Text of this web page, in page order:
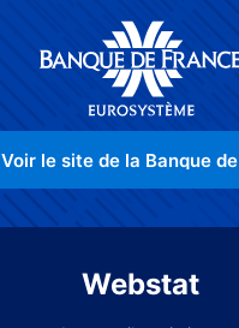
Voir le site de la Banque
Webstat